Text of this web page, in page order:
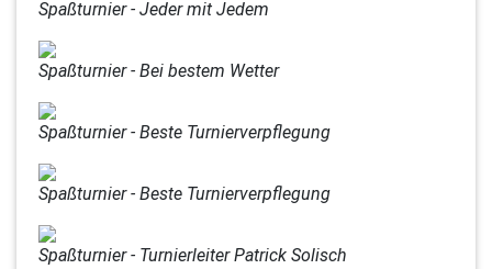
Spaßturnier - Jeder mit Jedem
Spaßturnier - Bei bestem Wetter
Spaßturnier - Beste Turnierverpflegung
Spaßturnier - Beste Turnierverpflegung
Spaßturnier - Turnierleiter Patrick Solisch